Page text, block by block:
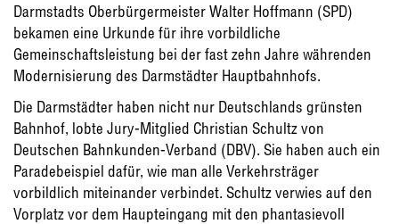
Darmstadts Oberbürgermeister Walter Hoffmann (SPD)
bekamen eine Urkunde für ihre vorbildliche
Gemeinschaftsleistung bei der fast zehn Jahre währenden
Modernisierung des Darmstädter Hauptbahnhofs.
Die Darmstädter haben nicht nur Deutschlands grünsten
Bahnhof, lobte Jury-Mitglied Christian Schultz von
Deutschen Bahnkunden-Verband (DBV). Sie haben auch ein
Paradebeispiel dafür, wie man alle Verkehrsträger
vorbildlich miteinander verbindet. Schultz verwies auf den
Vorplatz vor dem Haupteingang mit den phantasievoll